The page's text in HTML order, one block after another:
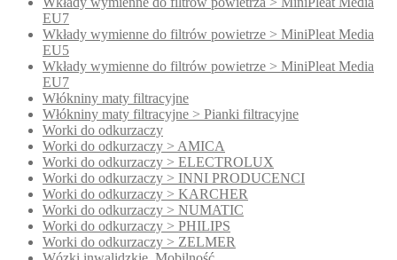
EU7
Wkłady wymienne do filtrów powietrze > MiniPleat Media
EU5
Wkłady wymienne do filtrów powietrze > MiniPleat Media
EU7
Włókniny maty filtracyjne
Włókniny maty filtracyjne > Pianki filtracyjne
Worki do odkurzaczy
Worki do odkurzaczy > AMICA
Worki do odkurzaczy > ELECTROLUX
Worki do odkurzaczy > INNI PRODUCENCI
Worki do odkurzaczy > KARCHER
Worki do odkurzaczy > NUMATIC
Worki do odkurzaczy > PHILIPS
Worki do odkurzaczy > ZELMER